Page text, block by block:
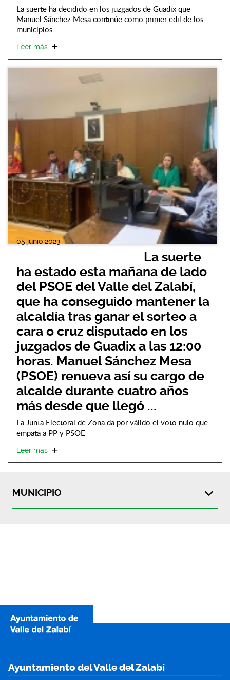
La suerte ha decidido en los juzgados de Guadix que
Manuel Sánchez Mesa continúe como primer edil de los
municipios
Leer más
05 junio 2023
La suerte
ha estado esta mañana de lado
del PSOE del Valle del Zalabí,
que ha conseguido mantener la
alcaldía tras ganar el sorteo a
cara o cruz disputado en los
juzgados de Guadix a las 12:00
horas. Manuel Sánchez Mesa
(PSOE) renueva así su cargo de
alcalde durante cuatro años
más desde que llegó ...
La Junta Electoral de Zona da por válido el voto nulo que
empata a PP y PSOE
Leer más
MUNICIPIO
Ayuntamiento del Valle del Zalabí